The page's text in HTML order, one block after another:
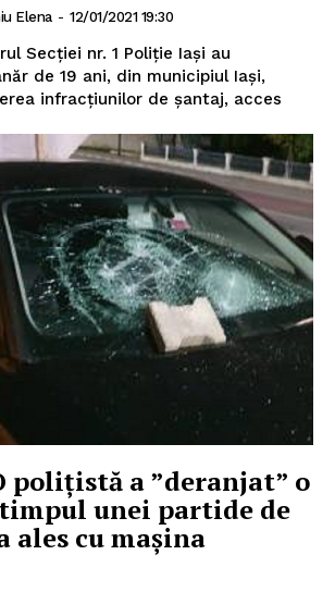
Elena - 12/01/2021 19:30
Secţiei nr. 1 Poliţie Iaşi au
de 19 ani, din municipiul Iaşi,
infracţiunilor de şantaj, acces
polițistă a ”deranjat” o
unei partide de
ales cu mașina